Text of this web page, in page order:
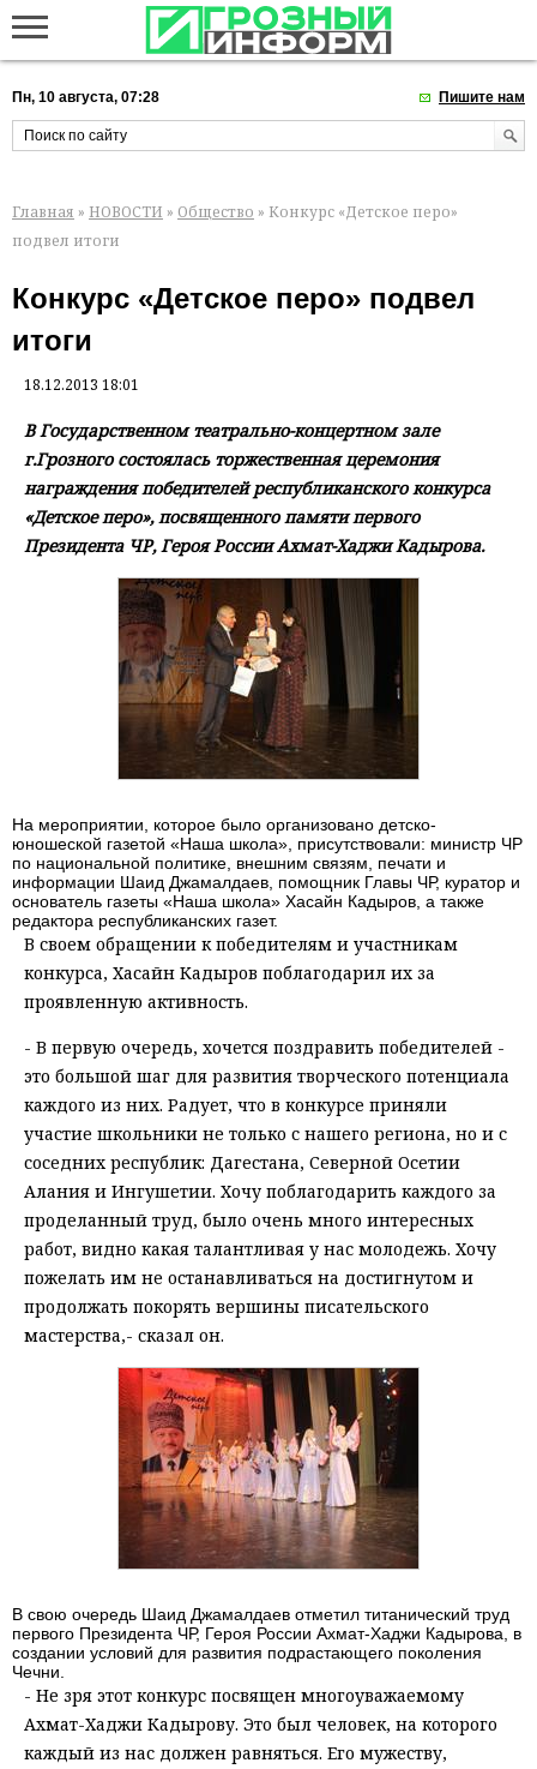
Пн, 10 августа, 07:28 Пишите нам
Главная » НОВОСТИ » Общество » Конкурс «Детское перо»
подвел итоги
Конкурс «Детское перо» подвел
итоги
18.12.2013 18:01
В Государственном театрально-концертном зале
г.Грозного состоялась торжественная церемония
награждения победителей республиканского конкурса
«Детское перо», посвященного памяти первого
Президента ЧР, Героя России Ахмат-Хаджи Кадырова.
На мероприятии, которое было организовано детско-
юношеской газетой «Наша школа», присутствовали: министр ЧР
по национальной политике, внешним связям, печати и
информации Шаид Джамалдаев, помощник Главы ЧР, куратор и
основатель газеты «Наша школа» Хасайн Кадыров, а также
редактора республиканских газет.
В своем обращении к победителям и участникам
конкурса, Хасайн Кадыров поблагодарил их за
проявленную активность.
- В первую очередь, хочется поздравить победителей -
это большой шаг для развития творческого потенциала
каждого из них. Радует, что в конкурсе приняли
участие школьники не только с нашего региона, но и с
соседних республик: Дагестана, Северной Осетии
Алания и Ингушетии. Хочу поблагодарить каждого за
проделанный труд, было очень много интересных
работ, видно какая талантливая у нас молодежь. Хочу
пожелать им не останавливаться на достигнутом и
продолжать покорять вершины писательского
мастерства,- сказал он.
В свою очередь Шаид Джамалдаев отметил титанический труд
первого Президента ЧР, Героя России Ахмат-Хаджи Кадырова, в
создании условий для развития подрастающего поколения
Чечни.
- Не зря этот конкурс посвящен многоуважаемому
Ахмат-Хаджи Кадырову. Это был человек, на которого
каждый из нас должен равняться. Его мужеству,